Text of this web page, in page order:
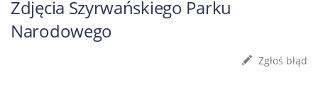
Zdjęcia Szyrwańskiego Parku
Narodowego
Zgłoś błąd